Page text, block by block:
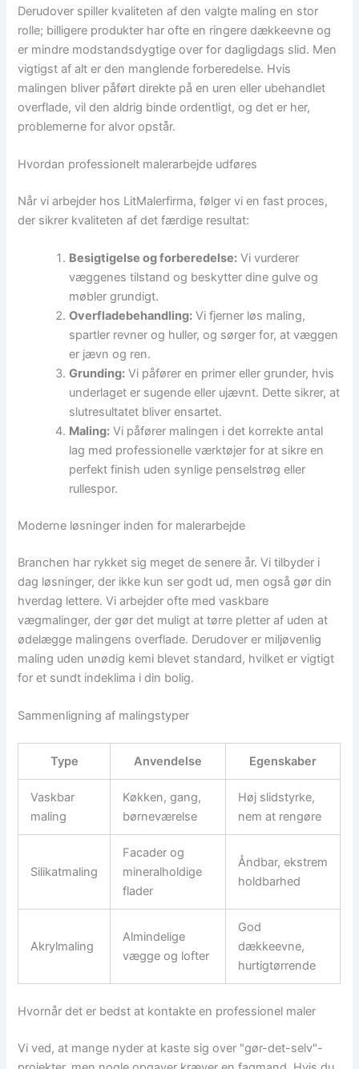
Derudover spiller kvaliteten af den valgte maling en stor
rolle; billigere produkter har ofte en ringere dækkeevne og
er mindre modstandsdygtige over for dagligdags slid. Men
vigtigst af alt er den manglende forberedelse. Hvis
malingen bliver påført direkte på en uren eller ubehandlet
overflade, vil den aldrig binde ordentligt, og det er her,
problemerne for alvor opstår.
Hvordan professionelt malerarbejde udføres
Når vi arbejder hos LitMalerfirma, følger vi en fast proces,
der sikrer kvaliteten af det færdige resultat:
Besigtigelse og forberedelse: Vi vurderer
væggenes tilstand og beskytter dine gulve og
møbler grundigt.
Overfladebehandling: Vi fjerner løs maling,
spartler revner og huller, og sørger for, at væggen
er jævn og ren.
Grunding: Vi påfører en primer eller grunder, hvis
underlaget er sugende eller ujævnt. Dette sikrer, at
slutresultatet bliver ensartet.
Maling: Vi påfører malingen i det korrekte antal
lag med professionelle værktøjer for at sikre en
perfekt finish uden synlige penselstrøg eller
rullespor.
Moderne løsninger inden for malerarbejde
Branchen har rykket sig meget de senere år. Vi tilbyder i
dag løsninger, der ikke kun ser godt ud, men også gør din
hverdag lettere. Vi arbejder ofte med vaskbare
vægmalinger, der gør det muligt at tørre pletter af uden at
ødelægge malingens overflade. Derudover er miljøvenlig
maling uden unødig kemi blevet standard, hvilket er vigtigt
for et sundt indeklima i din bolig.
Sammenligning af malingstyper
Type Anvendelse Egenskaber
Vaskbar
maling
Køkken, gang,
børneværelse
Høj slidstyrke,
nem at rengøre
Silikatmaling
Facader og
mineralholdige
flader
Åndbar, ekstrem
holdbarhed
Akrylmaling
Almindelige
vægge og lofter
God
dækkeevne,
hurtigtørrende
Hvornår det er bedst at kontakte en professionel maler
Vi ved, at mange nyder at kaste sig over "gør-det-selv"-